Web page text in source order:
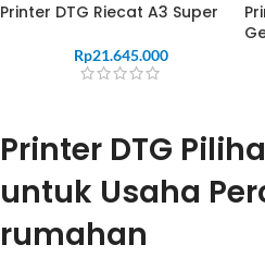
Printer DTG Riecat A3 Super
Rp21.645.000
Printer DTG
untuk Usaha
rumahan